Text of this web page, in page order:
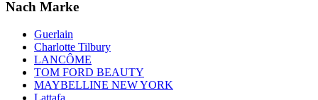
Nach Marke
Guerlain
Charlotte Tilbury
LANCÔME
TOM FORD BEAUTY
MAYBELLINE NEW YORK
Lattafa